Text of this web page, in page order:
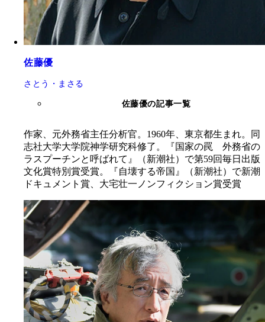
佐藤優
さとう・まさる
佐藤優の記事一覧
作家、元外務省主任分析官。1960年、東京都生まれ。同
志社大学大学院神学研究科修了。『国家の罠 外務省の
ラスプーチンと呼ばれて』（新潮社）で第59回毎日出版
文化賞特別賞受賞。『自壊する帝国』（新潮社）で新潮
ドキュメント賞、大宅壮一ノンフィクション賞受賞